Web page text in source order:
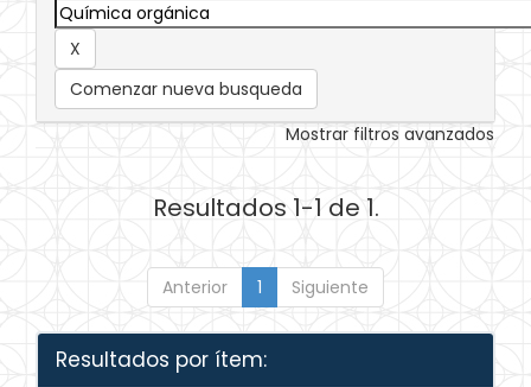
Comenzar nueva busqueda
Mostrar filtros avanzados
Resultados 1-1 de 1.
Anterior 1 Siguiente
Resultados por ítem: